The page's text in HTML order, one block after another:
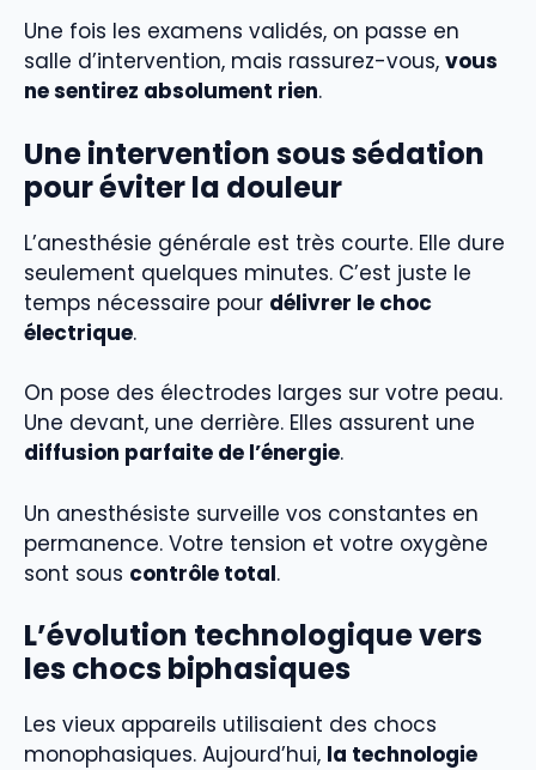
Une fois les examens validés, on passe en
salle d’intervention, mais rassurez-vous, vous
ne sentirez absolument rien.
Une intervention sous sédation
pour éviter la douleur
L’anesthésie générale est très courte. Elle dure
seulement quelques minutes. C’est juste le
temps nécessaire pour délivrer le choc
électrique.
On pose des électrodes larges sur votre peau.
Une devant, une derrière. Elles assurent une
diffusion parfaite de l’énergie.
Un anesthésiste surveille vos constantes en
permanence. Votre tension et votre oxygène
sont sous contrôle total.
L’évolution technologique vers
les chocs biphasiques
Les vieux appareils utilisaient des chocs
monophasiques. Aujourd’hui, la technologie